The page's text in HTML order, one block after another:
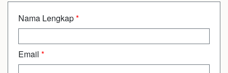
Nama Lengkap*
Email *